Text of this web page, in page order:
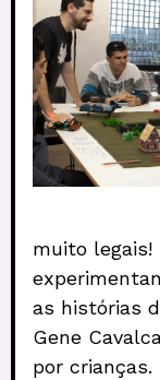
muito legais!
as histórias
Gene
por